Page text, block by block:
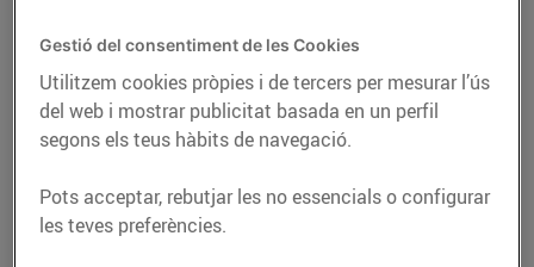
Gestió del consentiment de les Cookies
Utilitzem cookies pròpies i de tercers per mesurar l’ús
del web i mostrar publicitat basada en un perfil
segons els teus hàbits de navegació.
Pots acceptar, rebutjar les no essencials o configurar
les teves preferències.